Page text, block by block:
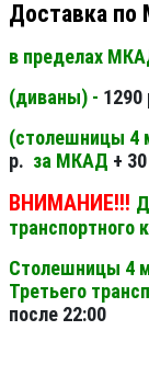
Доставка по
в пределах
(диваны) - 1290
(столешницы 4
р. за МКАД +
ВНИМАНИЕ!!!
транспортного
Столешницы 4
Третьего
после 22:00